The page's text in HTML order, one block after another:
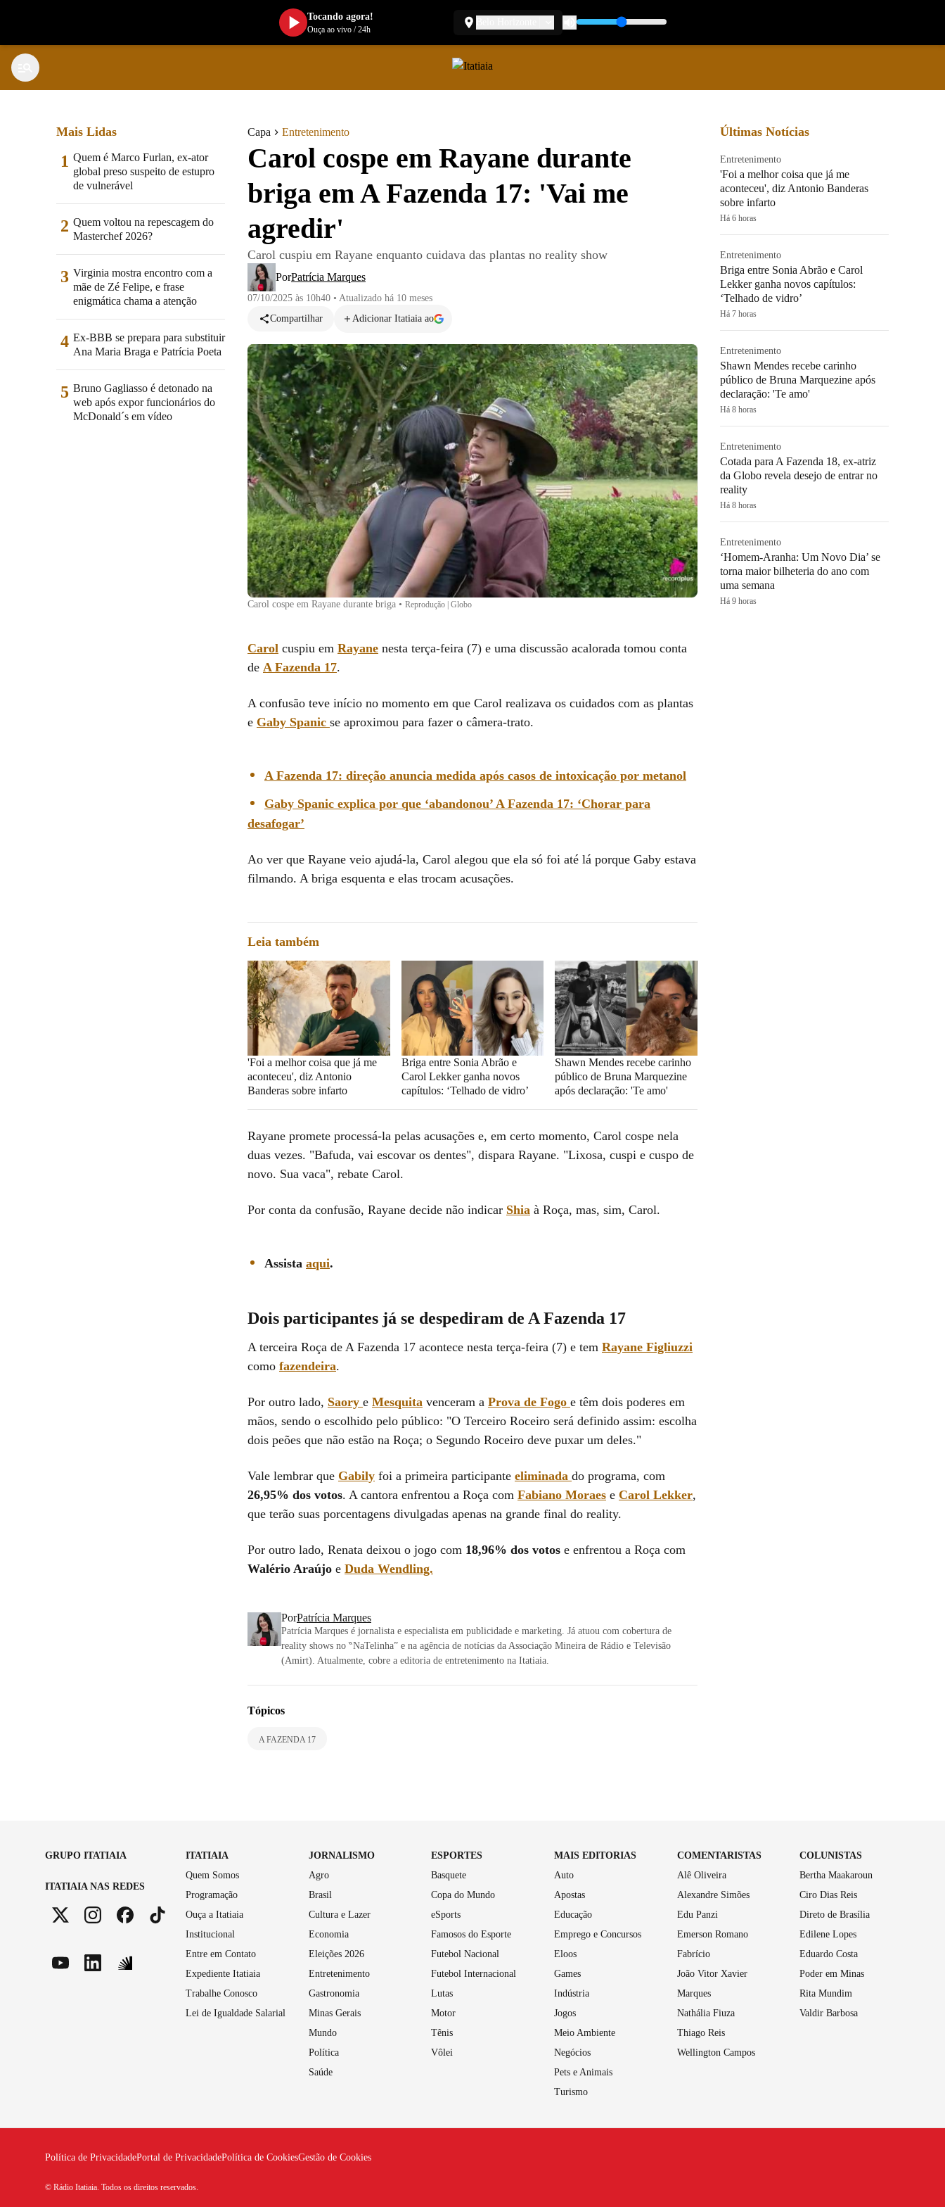
Capa Entretenimento
Carol cospe em Rayane durante
briga em A Fazenda 17: 'Vai me
agredir'
Carol cuspiu em Rayane enquanto cuidava das plantas no reality show
PorPatrícia Marques
07/10/2025 às 10h40 • Atualizado há 10 meses
Compartilhar
Adicionar Itatiaia ao
Carol cospe em Rayane durante briga • Reprodução | Globo
Carol cuspiu em Rayane nesta terça-feira (7) e uma discussão acalorada tomou conta
de A Fazenda 17.
A confusão teve início no momento em que Carol realizava os cuidados com as plantas
e Gaby Spanic se aproximou para fazer o câmera-trato.
A Fazenda 17: direção anuncia medida após casos de intoxicação por metanol
Gaby Spanic explica por que ‘abandonou’ A Fazenda 17: ‘Chorar para
desafogar’
Ao ver que Rayane veio ajudá-la, Carol alegou que ela só foi até lá porque Gaby estava
filmando. A briga esquenta e elas trocam acusações.
Leia também
'Foi a melhor coisa que já me
aconteceu', diz Antonio
Banderas sobre infarto
Briga entre Sonia Abrão e
Carol Lekker ganha novos
capítulos: ‘Telhado de vidro’
Shawn Mendes recebe carinho
público de Bruna Marquezine
após declaração: 'Te amo'
Rayane promete processá-la pelas acusações e, em certo momento, Carol cospe nela
duas vezes. "Bafuda, vai escovar os dentes", dispara Rayane. "Lixosa, cuspi e cuspo de
novo. Sua vaca", rebate Carol.
Por conta da confusão, Rayane decide não indicar Shia à Roça, mas, sim, Carol.
Assista aqui.
Dois participantes já se despediram de A Fazenda 17
A terceira Roça de A Fazenda 17 acontece nesta terça-feira (7) e tem Rayane Figliuzzi
como fazendeira.
Por outro lado, Saory e Mesquita venceram a Prova de Fogo e têm dois poderes em
mãos, sendo o escolhido pelo público: "O Terceiro Roceiro será definido assim: escolha
dois peões que não estão na Roça; o Segundo Roceiro deve puxar um deles."
Vale lembrar que Gabily foi a primeira participante eliminada do programa, com
26,95% dos votos. A cantora enfrentou a Roça com Fabiano Moraes e Carol Lekker,
que terão suas porcentagens divulgadas apenas na grande final do reality.
Por outro lado, Renata deixou o jogo com 18,96% dos votos e enfrentou a Roça com
Walério Araújo e Duda Wendling.
PorPatrícia Marques
Patrícia Marques é jornalista e especialista em publicidade e marketing. Já atuou com cobertura de
reality shows no ‶NaTelinha” e na agência de notícias da Associação Mineira de Rádio e Televisão
(Amirt). Atualmente, cobre a editoria de entretenimento na Itatiaia.
Tópicos
A FAZENDA 17
Mais Lidas
1 Quem é Marco Furlan, ex-ator
global preso suspeito de estupro
de vulnerável
2 Quem voltou na repescagem do
Masterchef 2026?
3 Virginia mostra encontro com a
mãe de Zé Felipe, e frase
enigmática chama a atenção
4 Ex-BBB se prepara para substituir
Ana Maria Braga e Patrícia Poeta
5 Bruno Gagliasso é detonado na
web após expor funcionários do
McDonald´s em vídeo
Últimas Notícias
Entretenimento
'Foi a melhor coisa que já me
aconteceu', diz Antonio Banderas
sobre infarto
Há 6 horas
Entretenimento
Briga entre Sonia Abrão e Carol
Lekker ganha novos capítulos:
‘Telhado de vidro’
Há 7 horas
Entretenimento
Shawn Mendes recebe carinho
público de Bruna Marquezine após
declaração: 'Te amo'
Há 8 horas
Entretenimento
Cotada para A Fazenda 18, ex-atriz
da Globo revela desejo de entrar no
reality
Há 8 horas
Entretenimento
‘Homem-Aranha: Um Novo Dia’ se
torna maior bilheteria do ano com
uma semana
Há 9 horas
GRUPO ITATIAIA
ITATIAIA NAS REDES
ITATIAIA
Quem Somos
Programação
Ouça a Itatiaia
Institucional
Entre em Contato
Expediente Itatiaia
Trabalhe Conosco
Lei de Igualdade Salarial
JORNALISMO
Agro
Brasil
Cultura e Lazer
Economia
Eleições 2026
Entretenimento
Gastronomia
Minas Gerais
Mundo
Política
Saúde
ESPORTES
Basquete
Copa do Mundo
eSports
Famosos do Esporte
Futebol Nacional
Futebol Internacional
Lutas
Motor
Tênis
Vôlei
MAIS EDITORIAS
Auto
Apostas
Educação
Emprego e Concursos
Eloos
Games
Indústria
Jogos
Meio Ambiente
Negócios
Pets e Animais
Turismo
COMENTARISTAS
Alê Oliveira
Alexandre Simões
Edu Panzi
Emerson Romano
Fabrício
João Vitor Xavier
Marques
Nathália Fiuza
Thiago Reis
Wellington Campos
COLUNISTAS
Bertha Maakaroun
Ciro Dias Reis
Direto de Brasília
Edilene Lopes
Eduardo Costa
Poder em Minas
Rita Mundim
Valdir Barbosa
Política de PrivacidadePortal de PrivacidadePolítica de CookiesGestão de Cookies
© Rádio Itatiaia. Todos os direitos reservados.
Tocando agora!
Ouça ao vivo/24h